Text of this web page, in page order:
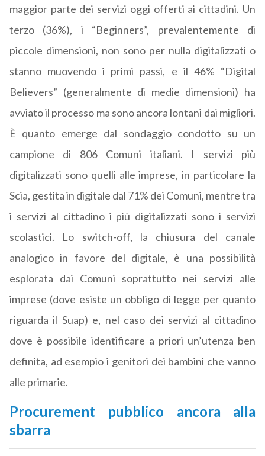
maggior parte dei servizi oggi offerti ai cittadini. Un
terzo (36%), i “Beginners”, prevalentemente di
piccole dimensioni, non sono per nulla digitalizzati o
stanno muovendo i primi passi, e il 46% “Digital
Believers” (generalmente di medie dimensioni) ha
avviato il processo ma sono ancora lontani dai migliori.
È quanto emerge dal sondaggio condotto su un
campione di 806 Comuni italiani. I servizi più
digitalizzati sono quelli alle imprese, in particolare la
Scia, gestita in digitale dal 71% dei Comuni, mentre tra
i servizi al cittadino i più digitalizzati sono i servizi
scolastici. Lo switch-off, la chiusura del canale
analogico in favore del digitale, è una possibilità
esplorata dai Comuni soprattutto nei servizi alle
imprese (dove esiste un obbligo di legge per quanto
riguarda il Suap) e, nel caso dei servizi al cittadino
dove è possibile identificare a priori un’utenza ben
definita, ad esempio i genitori dei bambini che vanno
alle primarie.
Procurement pubblico ancora alla
sbarra